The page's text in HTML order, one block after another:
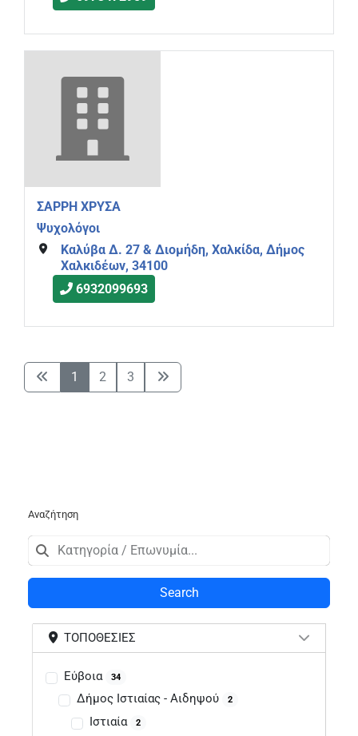
ΣΑΡΡΗ ΧΡΥΣΑ
Ψυχολόγοι
Καλύβα Δ. 27 & Διομήδη, Χαλκίδα, Δήμος
Χαλκιδέων, 34100
6932099693
1 2 3
Αναζήτηση
Search
ΤΟΠΟΘΕΣΊΕΣ
Εύβοια 34
Δήμος Ιστιαίας - Αιδηψού 2
Ιστιαία 2